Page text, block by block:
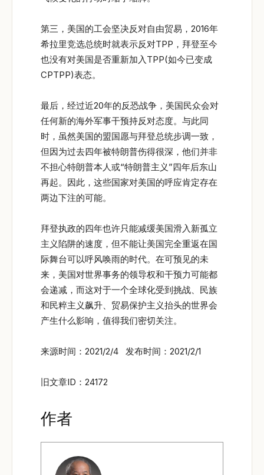
第三，美国的工会坚决反对自由贸易，2016年
希拉里竞选总统时就表示反对TPP，拜登至今
也没有对美国是否重新加入TPP(如今已变成
CPTPP)表态。
最后，经过近20年的反恐战争，美国民众会对
任何新的海外军事干预持反对态度。与此同
时，虽然美国的盟国愿与拜登总统步调一致，
但因为过去四年被特朗普伤得很深，他们并非
不担心特朗普本人或“特朗普主义”四年后东山
再起。因此，这些国家对美国的呼应肯定存在
两边下注的可能。
拜登执政的四年也许只能减缓美国滑入新孤立
主义陷阱的速度，但不能让美国完全重返在国
际舞台可以呼风唤雨的时代。在可预见的未
来，美国对世界事务的领导权和干预力可能都
会递减，而这对于一个全球化受到挑战、民族
和民粹主义飙升、贸易保护主义抬头的世界会
产生什么影响，值得我们密切关注。
来源时间：2021/2/4 发布时间：2021/2/1
旧文章ID：24172
作者